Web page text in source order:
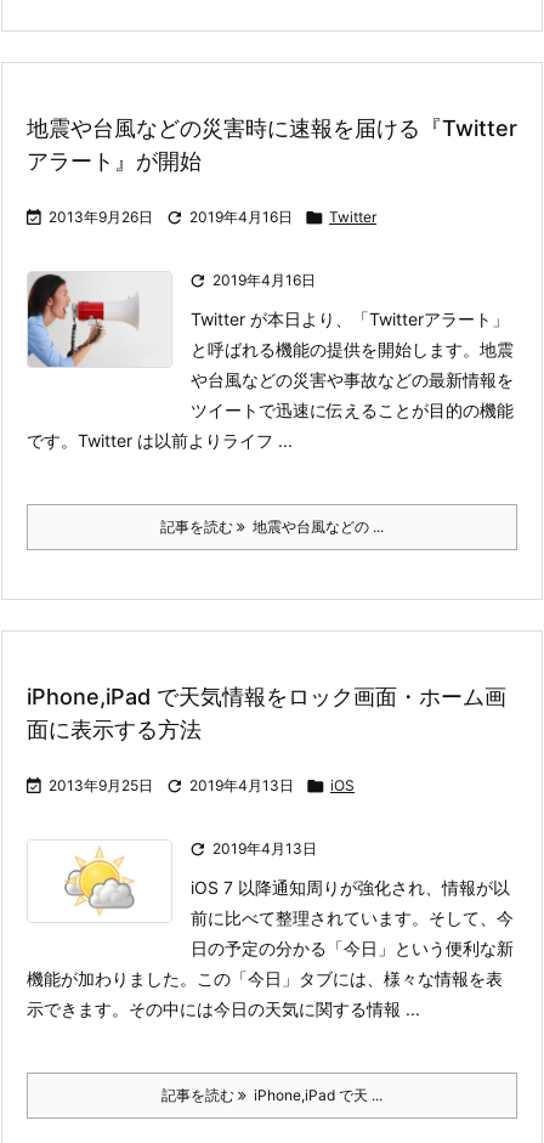
地震や台風などの災害時に速報を届ける『Twitter
アラート』が開始
 2013年9月26日  2019年4月16日  Twitter
 2019年4月16日
Twitter が本日より、「Twitterアラート」
と呼ばれる機能の提供を開始します。地震
や台風などの災害や事故などの最新情報を
ツイートで迅速に伝えることが目的の機能
です。 Twitter は以前よりライフ ...
記事を読む 地震や台風などの ...
iPhone,iPad で天気情報をロック画面・ホーム画
面に表示する方法
 2013年9月25日  2019年4月13日  iOS
 2019年4月13日
iOS 7 以降通知周りが強化され、情報が以
前に比べて整理されています。そして、今
日の予定の分かる「今日」という便利な新
機能が加わりました。
この「今日」タブには、様々な情報を表
示できます。その中には今日の天気に関する情報 ...
記事を読む iPhone,iPad で天 ...